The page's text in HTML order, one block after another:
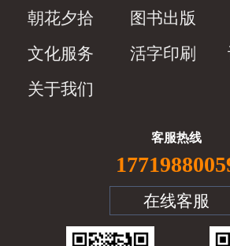
朝花夕拾
图书出版
文化服务
活字印刷
关于我们
客服热线
在线客服